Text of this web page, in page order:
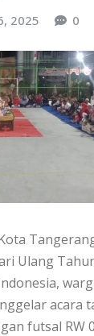
2025 0
Ulang
acara
futsal RW